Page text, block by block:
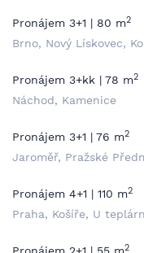
Pronájem 3+1 | 80 m2
Brno, Nový Lískovec,
Pronájem 3+kk | 78 m2
Náchod, Kamenice
Pronájem 3+1 | 76 m2
Jaroměř, Pražské
Pronájem 4+1 | 110 m2
Praha, Košíře, U
2